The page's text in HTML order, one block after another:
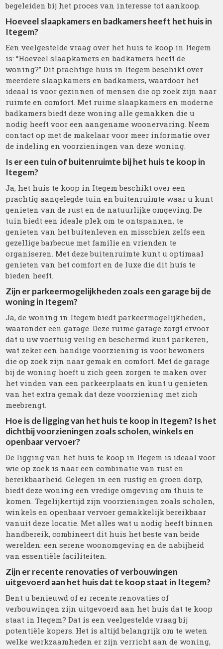
begeleiden bij het proces van interesse tot aankoop.
Hoeveel slaapkamers en badkamers heeft het huis in
Itegem?
Een veelgestelde vraag over het huis te koop in Itegem
is: “Hoeveel slaapkamers en badkamers heeft de
woning?” Dit prachtige huis in Itegem beschikt over
meerdere slaapkamers en badkamers, waardoor het
ideaal is voor gezinnen of mensen die op zoek zijn naar
ruimte en comfort. Met ruime slaapkamers en moderne
badkamers biedt deze woning alle gemakken die u
nodig heeft voor een aangename woonervaring. Neem
contact op met de makelaar voor meer informatie over
de indeling en voorzieningen van deze woning.
Is er een tuin of buitenruimte bij het huis te koop in
Itegem?
Ja, het huis te koop in Itegem beschikt over een
prachtig aangelegde tuin en buitenruimte waar u kunt
genieten van de rust en de natuurlijke omgeving. De
tuin biedt een ideale plek om te ontspannen, te
genieten van het buitenleven en misschien zelfs een
gezellige barbecue met familie en vrienden te
organiseren. Met deze buitenruimte kunt u optimaal
genieten van het comfort en de luxe die dit huis te
bieden heeft.
Zijn er parkeermogelijkheden zoals een garage bij de
woning in Itegem?
Ja, de woning in Itegem biedt parkeermogelijkheden,
waaronder een garage. Deze ruime garage zorgt ervoor
dat u uw voertuig veilig en beschermd kunt parkeren,
wat zeker een handige voorziening is voor bewoners
die op zoek zijn naar gemak en comfort. Met de garage
bij de woning hoeft u zich geen zorgen te maken over
het vinden van een parkeerplaats en kunt u genieten
van het extra gemak dat deze voorziening met zich
meebrengt.
Hoe is de ligging van het huis te koop in Itegem? Is het
dichtbij voorzieningen zoals scholen, winkels en
openbaar vervoer?
De ligging van het huis te koop in Itegem is ideaal voor
wie op zoek is naar een combinatie van rust en
bereikbaarheid. Gelegen in een rustig en groen dorp,
biedt deze woning een vredige omgeving om thuis te
komen. Tegelijkertijd zijn voorzieningen zoals scholen,
winkels en openbaar vervoer gemakkelijk bereikbaar
vanuit deze locatie. Met alles wat u nodig heeft binnen
handbereik, combineert dit huis het beste van beide
werelden: een serene woonomgeving en de nabijheid
van essentiële faciliteiten.
Zijn er recente renovaties of verbouwingen
uitgevoerd aan het huis dat te koop staat in Itegem?
Bent u benieuwd of er recente renovaties of
verbouwingen zijn uitgevoerd aan het huis dat te koop
staat in Itegem? Dat is een veelgestelde vraag bij
potentiële kopers. Het is altijd belangrijk om te weten
welke werkzaamheden er zijn verricht aan de woning,